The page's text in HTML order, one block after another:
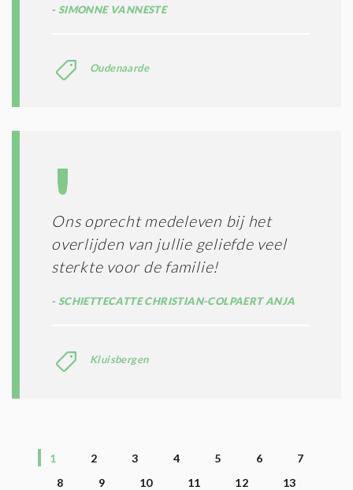
SIMONNE VANNESTE
Oudenaarde
Ons oprecht medeleven bij het
overlijden van jullie geliefde veel
sterkte voor de familie!
SCHIETTECATTE CHRISTIAN-COLPAERT ANJA
Kluisbergen
1 2 3 4 5 6
7
8
9 10 11 12 13